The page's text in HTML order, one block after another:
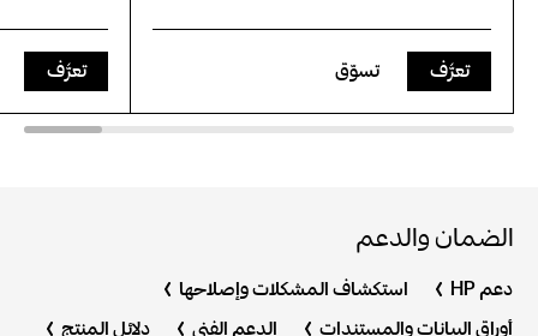
تعرَّف تعرَّف تسوّق
الضمان والدعم
دعم HP استكشاف المشكلات وإصلاحها
أوراق البيانات والمستندات الدعم الفني دلائل المنتج